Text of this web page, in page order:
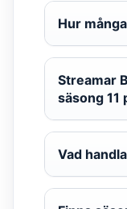
Hur
Streamar
säsong 11
Vad